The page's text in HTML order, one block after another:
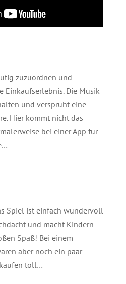
zuzuordnen und
Einkaufserlebnis. Die Musik
und versprüht eine
Hier kommt nicht das
bei einer App für
Spiel ist einfach wundervoll
und macht Kindern
Spaß! Bei einem
aber noch ein paar
toll…